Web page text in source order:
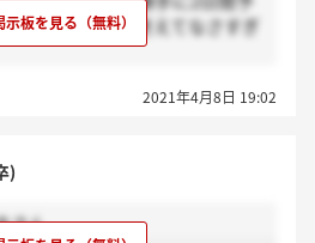
もこっちの都合考えてなさすぎ
2021年4月8日 19:02
)
さん